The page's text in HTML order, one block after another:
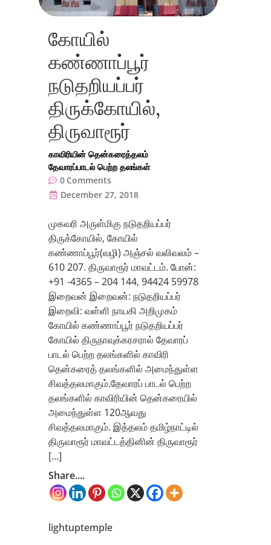
கோயில்
கண்ணாப்பூர்
நடுதறியப்பர்
திருக்கோயில்,
திருவாரூர்
காவிரியின் தென்கரைத்தலம்
தேவாரப்பாடல் பெற்ற தலங்கள்
0 Comments
December 27, 2018
முகவரி அருள்மிகு நடுதறியப்பர்
திருக்கோயில், கோயில்
கண்ணாப்பூர்(வழி) அஞ்சல் வலிவலம் –
610 207. திருவாரூர் மாவட்டம். போன்:
+91 -4365 – 204 144, 94424 59978
இறைவன் இறைவன்: நடுதறியப்பர்
இறைவி: வள்ளி நாயகி அறிமுகம்
கோயில் கண்ணாப்பூர் நடுதறியப்பர்
கோயில் திருநாவுக்கரசரால் தேவாரப்
பாடல் பெற்ற தலங்களில் காவிரி
தென்கரைத் தலங்களில் அமைந்துள்ள
சிவத்தலமாகும்.தேவாரப் பாடல் பெற்ற
தலங்களில் காவிரியின் தென்கரையில்
அமைந்துள்ள 120ஆவது
சிவத்தலமாகும். இத்தலம் தமிழ்நாட்டில்
திருவாரூர் மாவட்டத்தினின் திருவாரூர்
[…]
Share....
lightuptemple